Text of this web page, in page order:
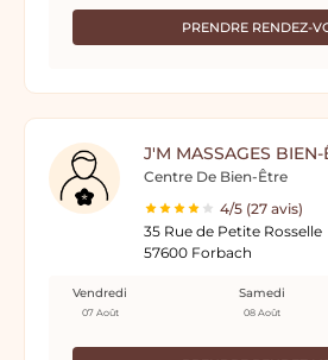
PRENDRE RENDEZ-
J'M MASSAGES BIEN-
Centre De Bien-Être
4/5 (27 avis)
35 Rue de Petite Rosselle
57600 Forbach
Vendredi
07 Août
Samedi
08 Août